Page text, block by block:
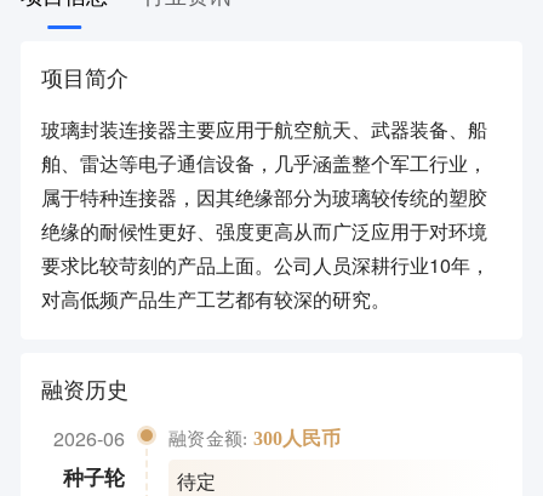
项目简介
玻璃封装连接器主要应用于航空航天、武器装备、船
舶、雷达等电子通信设备，几乎涵盖整个军工行业，
属于特种连接器，因其绝缘部分为玻璃较传统的塑胶
绝缘的耐候性更好、强度更高从而广泛应用于对环境
要求比较苛刻的产品上面。公司人员深耕行业10年，
对高低频产品生产工艺都有较深的研究。
融资历史
2026-06
种子轮
融资金额: 300人民币
待定